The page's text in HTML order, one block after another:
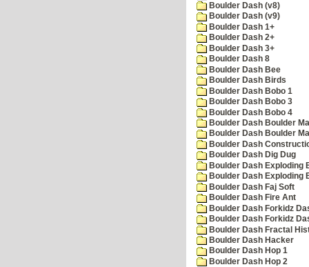
Boulder Dash (v8)
Boulder Dash (v9)
Boulder Dash 1+
Boulder Dash 2+
Boulder Dash 3+
Boulder Dash 8
Boulder Dash Bee
Boulder Dash Birds
Boulder Dash Bobo 1
Boulder Dash Bobo 3
Boulder Dash Bobo 4
Boulder Dash Boulder
Boulder Dash Boulder
Boulder Dash
Boulder Dash Dig Dug
Boulder Dash Exploding
Boulder Dash Exploding
Boulder Dash Faj Soft
Boulder Dash Fire Ant
Boulder Dash Forkidz
Boulder Dash Forkidz
Boulder Dash Fractal
Boulder Dash Hacker
Boulder Dash Hop 1
Boulder Dash Hop 2